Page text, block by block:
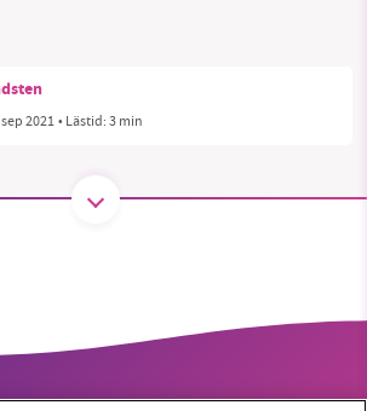
2021• Lästid:3 min
och granskningar. Nu vill vi
arbete – och vi hoppas att du
vill hjälpa oss.